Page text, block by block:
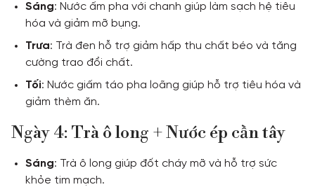
Sáng: Nước ấm pha với chanh giúp làm sạch hệ tiêu
hóa và giảm mỡ bụng.
Trưa: Trà đen hỗ trợ giảm hấp thu chất béo và tăng
cường trao đổi chất.
Tối: Nước giấm táo pha loãng giúp hỗ trợ tiêu hóa và
giảm thèm ăn.
Ngày 4: Trà ô long + Nước ép cần tây
Sáng: Trà ô long giúp đốt cháy mỡ và hỗ trợ sức
khỏe tim mạch.